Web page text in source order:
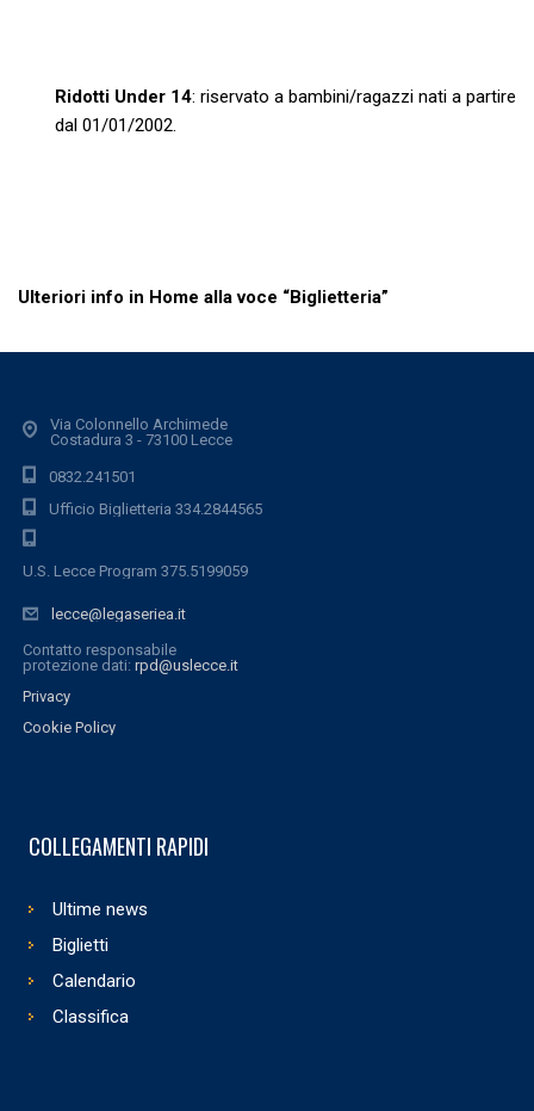
Ridotti Under 14: riservato a bambini/ragazzi nati a partire
dal 01/01/2002.
Ulteriori info in Home alla voce “Biglietteria”
Via Colonnello Archimede
Costadura 3 - 73100 Lecce
0832.241501
Ufficio Biglietteria 334.2844565
U.S. Lecce Program 375.5199059
lecce@legaseriea.it
Contatto responsabile
protezione dati: rpd@uslecce.it
Privacy
Cookie Policy
COLLEGAMENTI RAPIDI
Ultime news
Biglietti
Calendario
Classifica